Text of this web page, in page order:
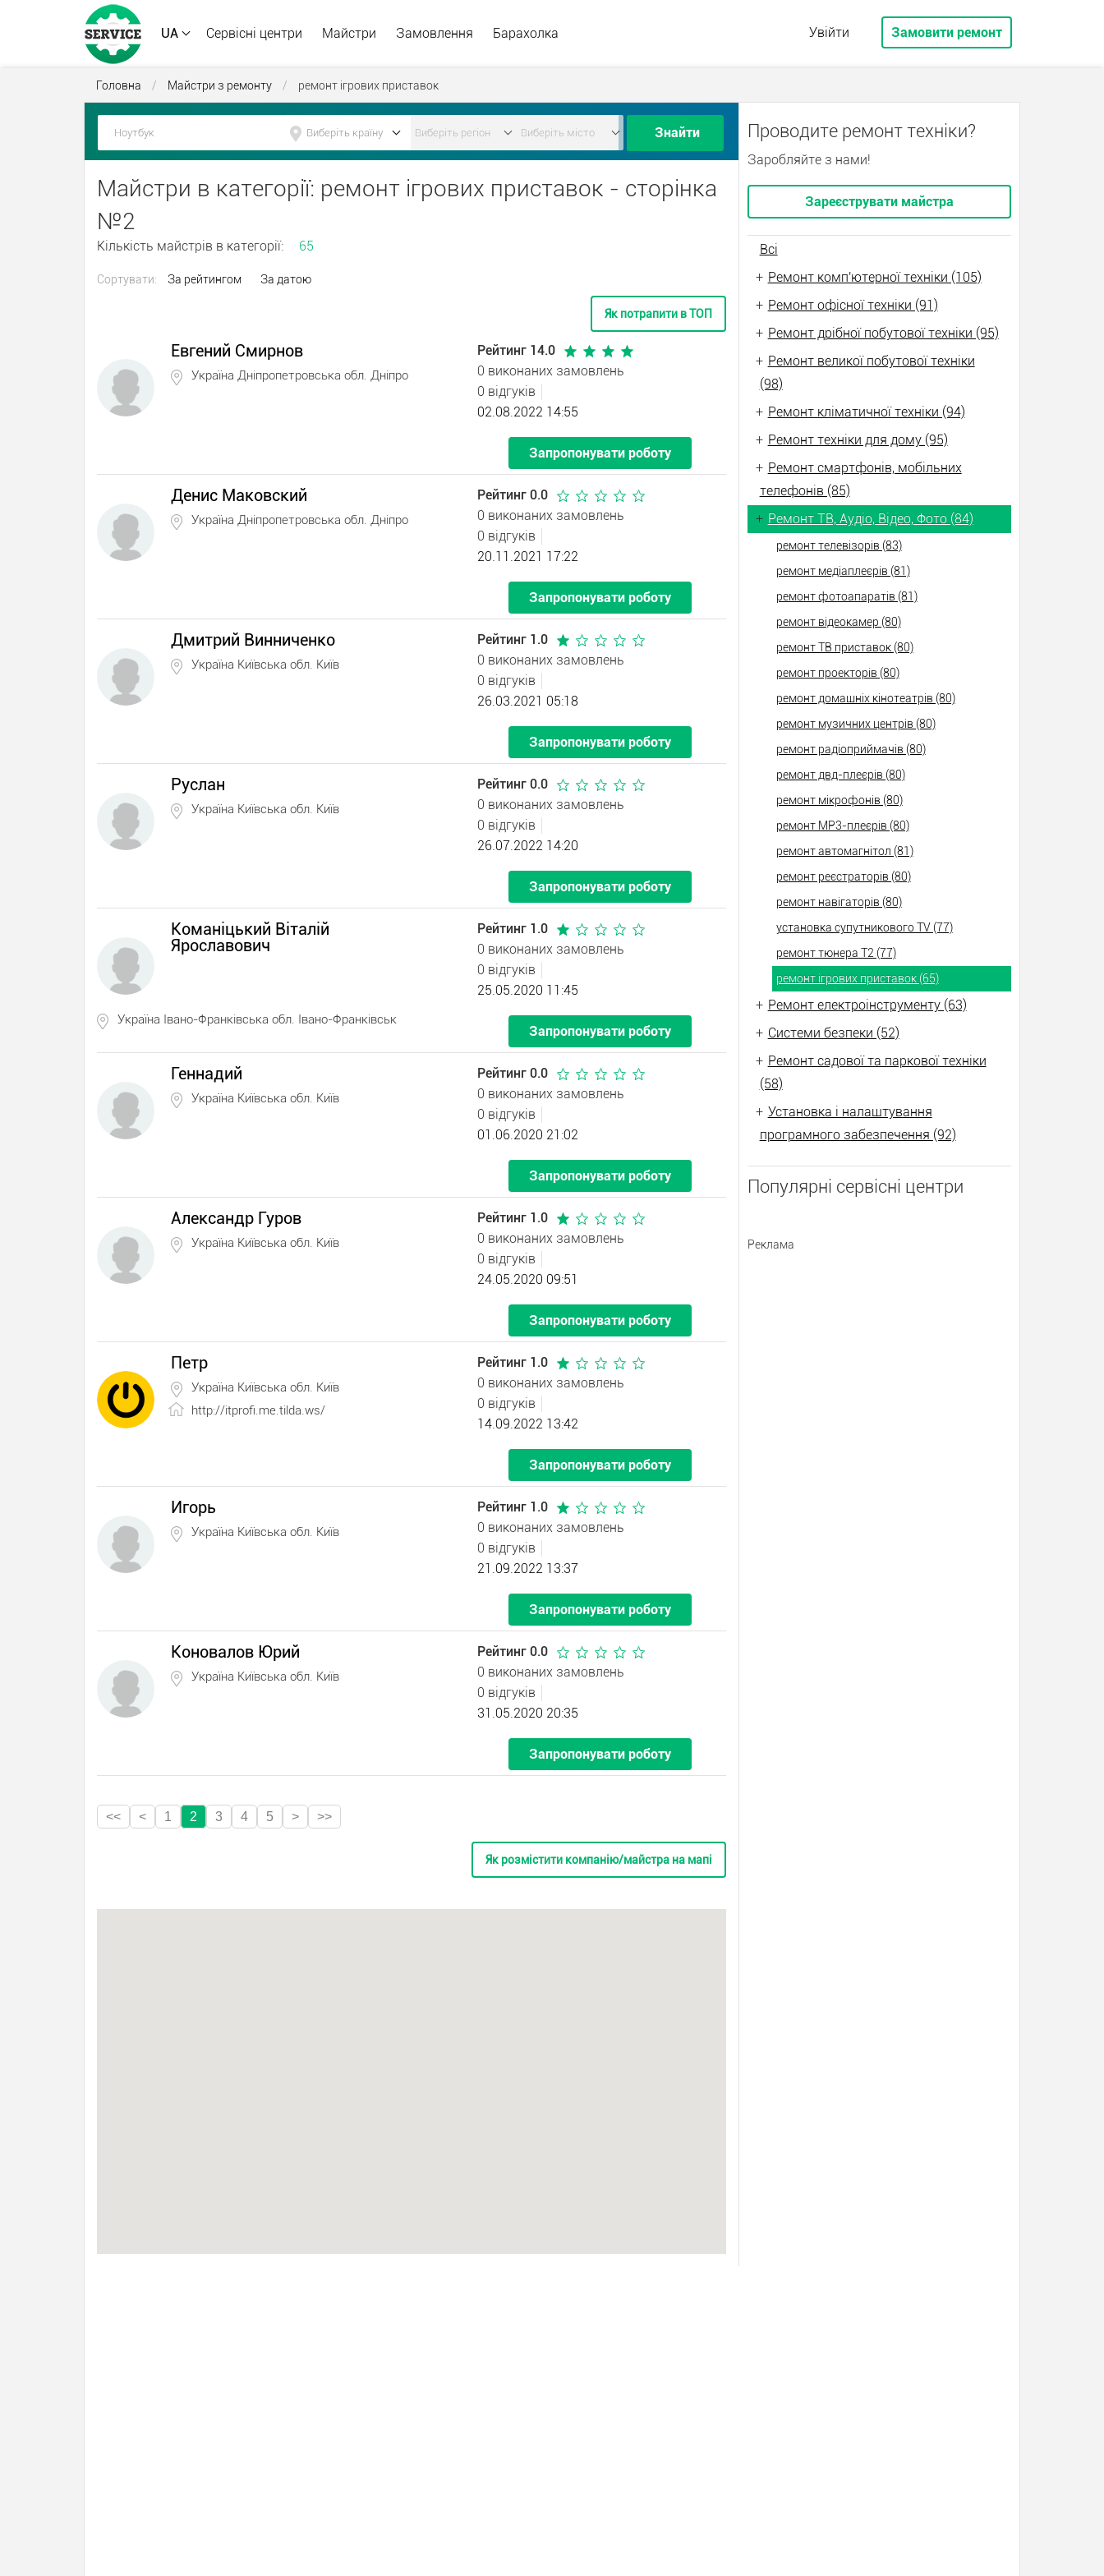
UA Сервісні центри Майстри Замовлення Барахолка Увійти Замовити ремонт
Головна / Майстри з ремонту / ремонт ігрових приставок
Знайти
Майстри в категорії: ремонт ігрових приставок - сторінка
№2
Кількість майстрів в категорії: 65
Сортувати: За рейтингом За датою
Як потрапити в ТОП
Евгений Смирнов
Україна Дніпропетровська обл. Дніпро
Рейтинг 14.0
0 виконаних замовлень
0 відгуків
02.08.2022 14:55
Запропонувати роботу
Денис Маковский
Україна Дніпропетровська обл. Дніпро
Рейтинг 0.0
0 виконаних замовлень
0 відгуків
20.11.2021 17:22
Запропонувати роботу
Дмитрий Винниченко
Україна Київська обл. Київ
Рейтинг 1.0
0 виконаних замовлень
0 відгуків
26.03.2021 05:18
Запропонувати роботу
Руслан
Україна Київська обл. Київ
Рейтинг 0.0
0 виконаних замовлень
0 відгуків
26.07.2022 14:20
Запропонувати роботу
Команіцький Віталій
Ярославович
Україна Івано-Франківська обл. Івано-Франківськ
Рейтинг 1.0
0 виконаних замовлень
0 відгуків
25.05.2020 11:45
Запропонувати роботу
Геннадий
Україна Київська обл. Київ
Рейтинг 0.0
0 виконаних замовлень
0 відгуків
01.06.2020 21:02
Запропонувати роботу
Александр Гуров
Україна Київська обл. Київ
Рейтинг 1.0
0 виконаних замовлень
0 відгуків
24.05.2020 09:51
Запропонувати роботу
Петр
Україна Київська обл. Київ
http://itprofi.me.tilda.ws/
Рейтинг 1.0
0 виконаних замовлень
0 відгуків
14.09.2022 13:42
Запропонувати роботу
Игорь
Україна Київська обл. Київ
Рейтинг 1.0
0 виконаних замовлень
0 відгуків
21.09.2022 13:37
Запропонувати роботу
Коновалов Юрий
Україна Київська обл. Київ
Рейтинг 0.0
0 виконаних замовлень
0 відгуків
31.05.2020 20:35
Запропонувати роботу
<< < 1 2 3 4 5 > >>
Як розмістити компанію/майстра на мапі
Проводите ремонт техніки?
Заробляйте з нами!
Зареєструвати майстра
Всі
+ Ремонт комп'ютерної техніки (105)
+ Ремонт офісної техніки (91)
+ Ремонт дрібної побутової техніки (95)
+ Ремонт великої побутової техніки
(98)
+ Ремонт кліматичної техніки (94)
+ Ремонт техніки для дому (95)
+ Ремонт смартфонів, мобільних
телефонів (85)
+ Ремонт ТВ, Аудіо, Відео, Фото (84)
ремонт телевізорів (83)
ремонт медіаплеєрів (81)
ремонт фотоапаратів (81)
ремонт відеокамер (80)
ремонт ТВ приставок (80)
ремонт проекторів (80)
ремонт домашніх кінотеатрів (80)
ремонт музичних центрів (80)
ремонт радіоприймачів (80)
ремонт двд-плеєрів (80)
ремонт мікрофонів (80)
ремонт МР3-плеєрів (80)
ремонт автомагнітол (81)
ремонт реєстраторів (80)
ремонт навігаторів (80)
установка супутникового TV (77)
ремонт тюнера Т2 (77)
ремонт ігрових приставок (65)
+ Ремонт електроінструменту (63)
+ Системи безпеки (52)
+ Ремонт садової та паркової техніки
(58)
+ Установка і налаштування
програмного забезпечення (92)
Популярні сервісні центри
Реклама